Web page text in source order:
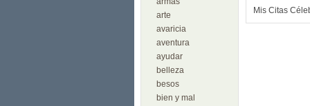
arte
avaricia
aventura
ayudar
belleza
besos
bien y mal
Mis Citas